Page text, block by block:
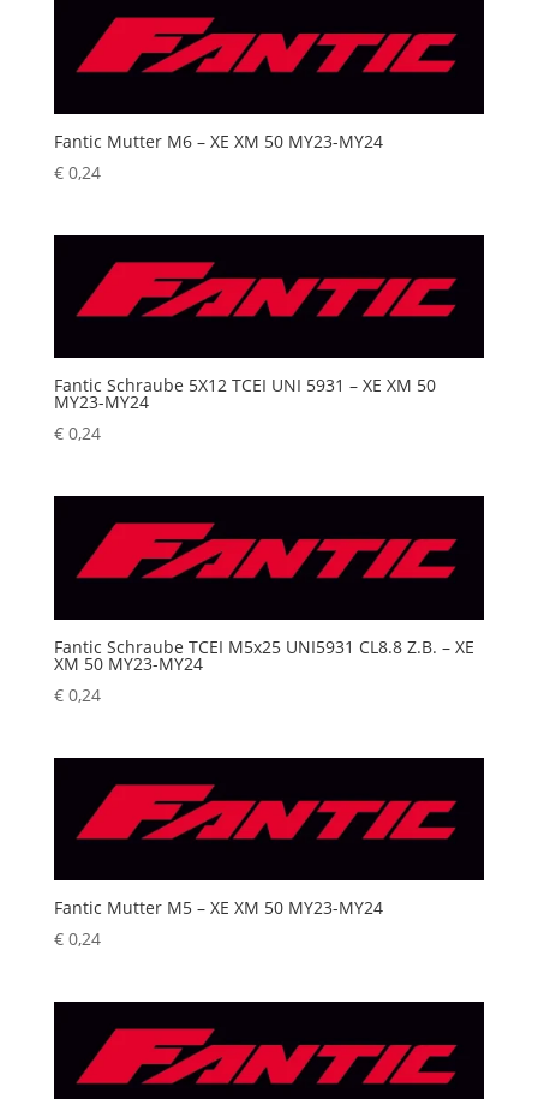
Fantic Mutter M6 – XE XM 50 MY23-MY24
€0,24
Fantic Schraube 5X12 TCEI UNI 5931 – XE XM 50
MY23-MY24
€0,24
Fantic Schraube TCEI M5x25 UNI5931 CL8.8 Z.B. – XE
XM 50 MY23-MY24
€0,24
Fantic Mutter M5 – XE XM 50 MY23-MY24
€0,24